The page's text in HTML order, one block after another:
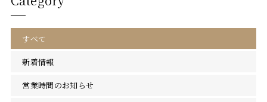
すべて
新着情報
営業時間のお知らせ